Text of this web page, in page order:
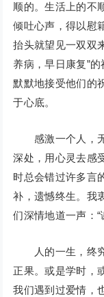
顺的。生活上的不
倾吐心声，得以慰
抬头就望见一双双
养病，早日康复”
默默地接受他们的
于心底。
感激一个人，无
深处，用心灵去感
时总会错过许多言
补，遗憾终生。我
们深情地道一声：“
人的一生，终究
正果。或是学时，
我们遇到过爱情，